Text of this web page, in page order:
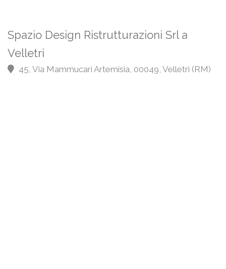
Spazio Design Ristrutturazioni Srl a
Velletri
45, Via Mammucari Artemisia, 00049, Velletri (RM)